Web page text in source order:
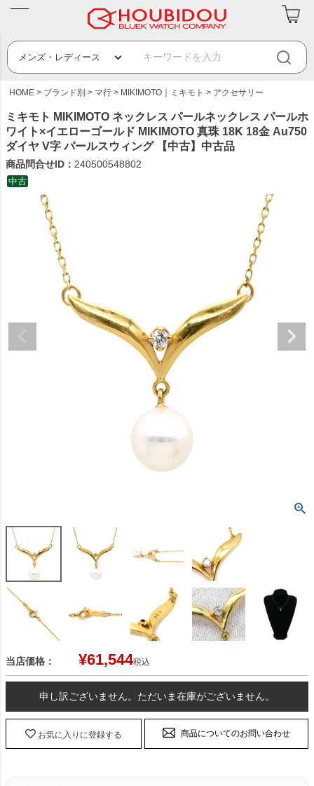
HOME ブランド別 マ行 MIKIMOTO｜ミキモト アクセサリー
ミキモト MIKIMOTO ネックレス パールネックレス パールホ
ワイト×イエローゴールド MIKIMOTO 真珠 18K 18金 Au750
ダイヤ V字 パールスウィング 【中古】中古品
商品問合せID： 240500548802
中古
当店価格： ¥61,544税込
申し訳ございません。ただいま在庫がございません。
お気に入りに登録する 商品についてのお問い合わせ